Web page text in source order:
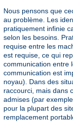
Nous pensons que
au problème. Les
pratiquement infinie
selon les besoins.
requise entre les
est requise, ce qui
communication entre
communication est
noyau). Dans des
raccourci, mais dans
admises (par
pour la plupart des
remplacement